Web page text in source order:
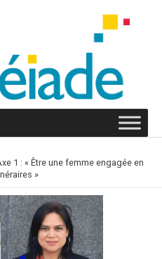
1 : « Être une femme engagée en
»